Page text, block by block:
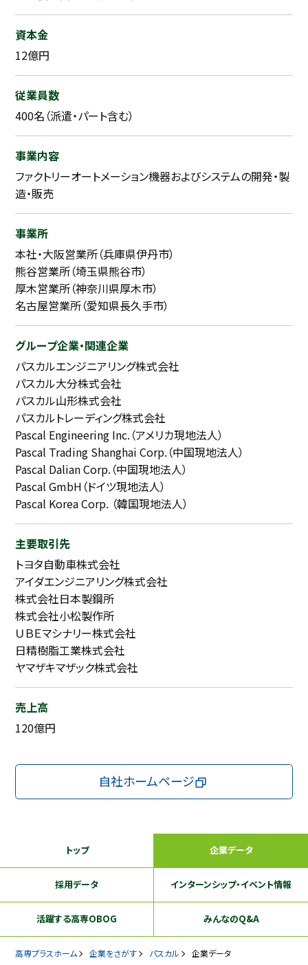
資本金
12億円
従業員数
400名（派遣・パート含む）
事業内容
ファクトリーオートメーション機器およびシステムの開発・製
造・販売
事業所
本社・大阪営業所（兵庫県伊丹市）
熊谷営業所（埼玉県熊谷市）
厚木営業所（神奈川県厚木市）
名古屋営業所（愛知県長久手市）
グループ企業・関連企業
パスカルエンジニアリング株式会社
パスカル大分株式会社
パスカル山形株式会社
パスカルトレーディング株式会社
Pascal Engineering Inc.（アメリカ現地法人）
Pascal Trading Shanghai Corp.（中国現地法人）
Pascal Dalian Corp.（中国現地法人）
Pascal GmbH（ドイツ現地法人）
Pascal Korea Corp. （韓国現地法人）
主要取引先
トヨタ自動車株式会社
アイダエンジニアリング株式会社
株式会社日本製鋼所
株式会社小松製作所
ＵＢＥマシナリー株式会社
日精樹脂工業株式会社
ヤマザキマザック株式会社
売上高
120億円
自社ホームページ
トップ 企業データ
採用データ インターンシップ・イベント情報
活躍する高専OBOG みんなのQ&A
高専プラスホーム 企業をさがす パスカル 企業データ